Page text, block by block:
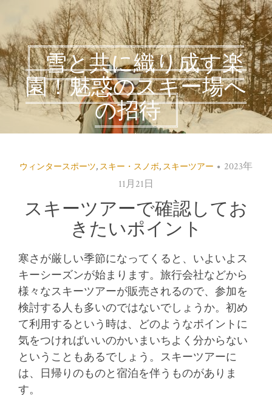
雪と共に織り成す楽
園！魅惑のスキー場へ
の招待
ウィンタースポーツ, スキー・スノボ, スキーツアー
2023年
11月21日
スキーツアーで確認してお
きたいポイント
寒さが厳しい季節になってくると、いよいよス
キーシーズンが始まります。 旅行会社などから
様々なスキーツアーが販売されるので、参加を
検討する人も多いのではないでしょうか。初め
て利用するという時は、どのようなポイントに
気をつければいいのかいまいちよく分からない
ということもあるでしょう。スキーツアーに
は、日帰りのものと宿泊を伴うものがありま
す。